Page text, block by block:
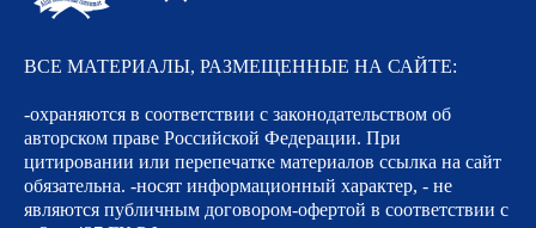
ВСЕ МАТЕРИАЛЫ, РАЗМЕЩЕННЫЕ НА САЙТЕ:
-охраняются в соответствии с законодательством об
авторском праве Российской Федерации. При
цитировании или перепечатке материалов ссылка на сайт
обязательна. -носят информационный характер, - не
являются публичным договором-офертой в соответствии с